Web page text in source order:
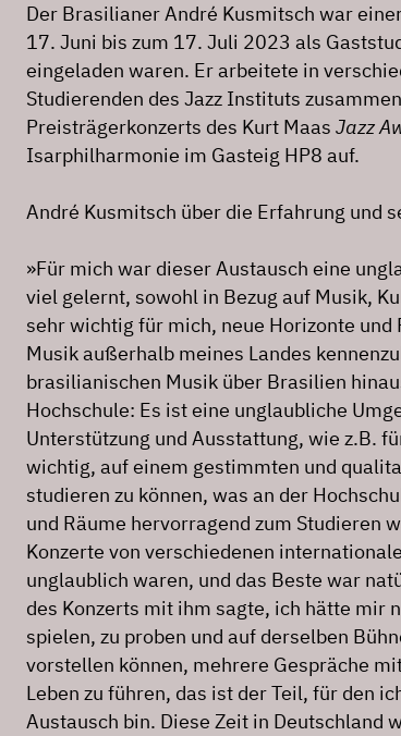
Der Brasilianer André Kusmitsch war
17. Juni bis zum 17. Juli 2023 als
eingeladen waren. Er arbeitete in
Studierenden des Jazz Instituts
Preisträgerkonzerts des Kurt Maas Jazz
Isarphilharmonie im Gasteig HP8 auf.
André Kusmitsch über die Erfahrung und
»Für mich war dieser Austausch eine
viel gelernt, sowohl in Bezug auf Musik,
sehr wichtig für mich, neue Horizonte und
Musik außerhalb meines Landes
brasilianischen Musik über Brasilien
Hochschule: Es ist eine unglaubliche
Unterstützung und Ausstattung, wie z.B.
wichtig, auf einem gestimmten und
studieren zu können, was an der
und Räume hervorragend zum Studieren
Konzerte von verschiedenen
unglaublich waren, und das Beste war
des Konzerts mit ihm sagte, ich hätte mir
spielen, zu proben und auf derselben
vorstellen können, mehrere Gespräche
Leben zu führen, das ist der Teil, für den
Austausch bin. Diese Zeit in Deutschland